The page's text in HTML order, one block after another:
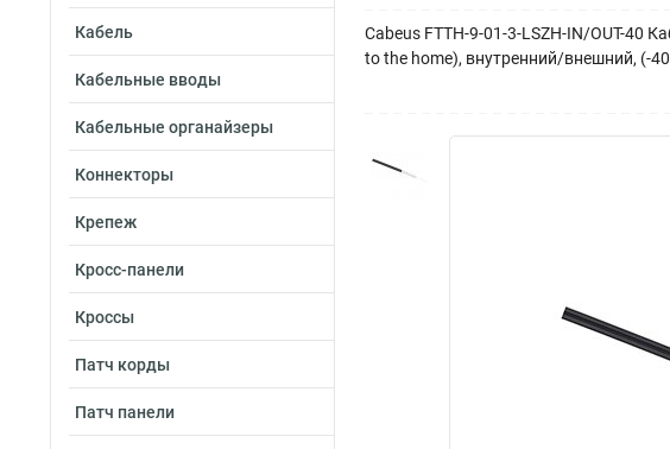
Кабель
Кабельные вводы
Кабельные органайзеры
Коннекторы
Крепеж
Кросс-панели
Кроссы
Патч корды
Патч панели
Cabeus FTTH-9-01-3-LSZH-IN/OUT-40
to the home), внутренний/внешний, (-